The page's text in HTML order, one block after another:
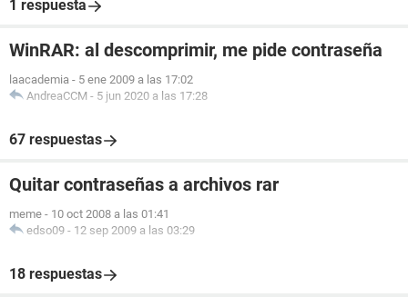
1 respuesta
WinRAR: al descomprimir, me pide contraseña
laacademia - 5 ene 2009 a las 17:02
AndreaCCM - 5 jun 2020 a las 17:28
67 respuestas
Quitar contraseñas a archivos rar
meme - 10 oct 2008 a las 01:41
edso09 - 12 sep 2009 a las 03:29
18 respuestas